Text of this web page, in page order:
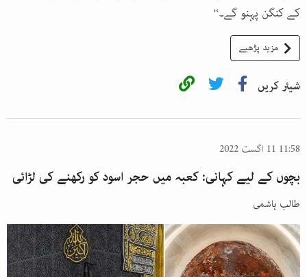
کے کنگن پہنو گے۔‘‘
مزید پڑھیے
شیئر کریں
11:58 11 اگست 2022
بچوں کے لیے کہانی: کعبہ میں حجر اسود کو رکھنے کی لڑائی
طالب ہاشمی